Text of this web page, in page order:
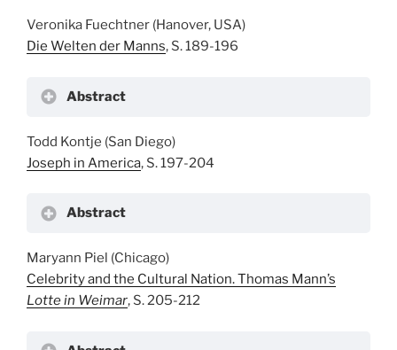
Veronika Fuechtner (Hanover, USA)
Die Welten der Manns, S. 189-196
Abstract
Todd Kontje (San Diego)
Joseph in America, S. 197-204
Abstract
Maryann Piel (Chicago)
Celebrity and the Cultural Nation. Thomas Mann’s
Lotte in Weimar, S. 205-212